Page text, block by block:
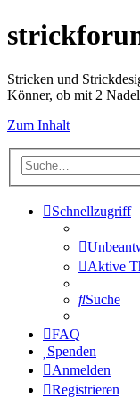
Stricken und
Könner, ob mit 2
Zum Inhalt
Schnellzugriff
Aktive
Suche
FAQ
Spenden
Anmelden
Registrieren